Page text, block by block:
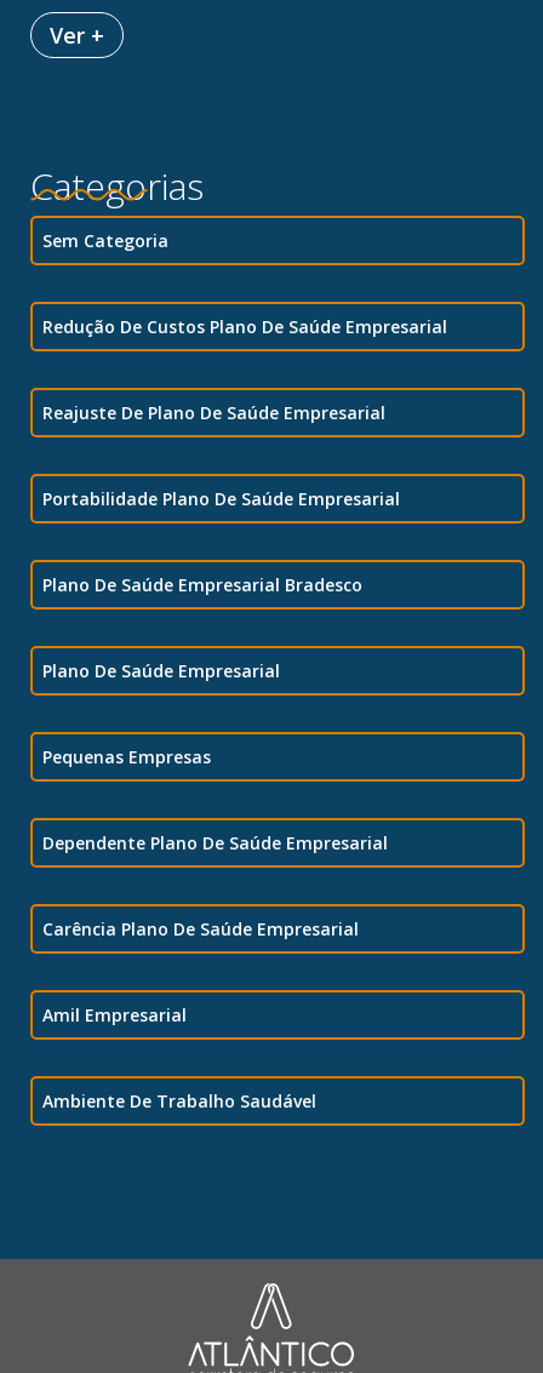
Ver +
Categorias
Sem Categoria
Redução De Custos Plano De Saúde Empresarial
Reajuste De Plano De Saúde Empresarial
Portabilidade Plano De Saúde Empresarial
Plano De Saúde Empresarial Bradesco
Plano De Saúde Empresarial
Pequenas Empresas
Dependente Plano De Saúde Empresarial
Carência Plano De Saúde Empresarial
Amil Empresarial
Ambiente De Trabalho Saudável